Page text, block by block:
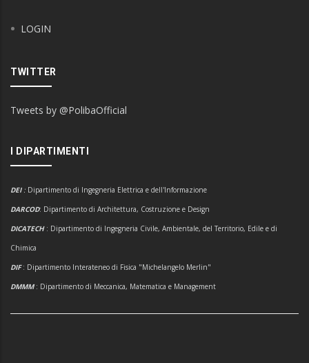
LOGIN
TWITTER
Tweets by @PolibaOfficial
I DIPARTIMENTI
DEI : Dipartimento di Ingegneria Elettrica e dell'Informazione
DARCOD: Dipartimento di Architettura, Costruzione e Design
DICATECH : Dipartimento di Ingegneria Civile, Ambientale, del Territorio, Edile e di
Chimica
DIF: Dipartimento Interateneo di Fisica "Michelangelo Merlin"
DMMM: Dipartimento di Meccanica, Matematica e Management